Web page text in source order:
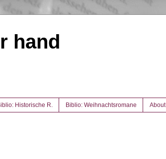
hand
Historische R. Biblio: Weihnachtsromane About